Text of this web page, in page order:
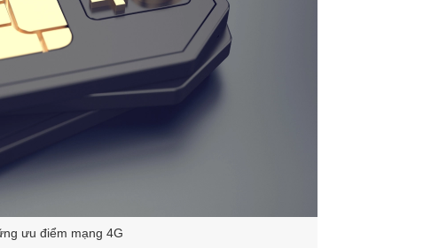
ưu điểm mạng 4G